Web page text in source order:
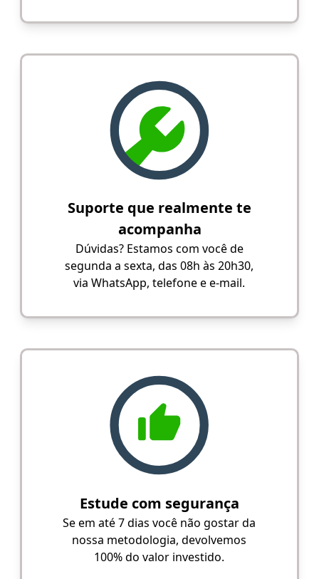
Suporte que realmente te
acompanha
Dúvidas? Estamos com você de
segunda a sexta, das 08h às 20h30,
via WhatsApp, telefone e e-mail.
Estude com segurança
Se em até 7 dias você não gostar da
nossa metodologia, devolvemos
100% do valor investido.